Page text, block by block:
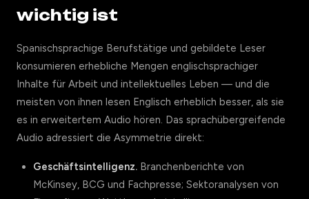
wichtig ist
Spanischsprachige Berufstätige und gebildete Leser
konsumieren erhebliche Mengen englischsprachiger
Inhalte für Arbeit und intellektuelles Leben — und die
meisten von ihnen lesen Englisch erheblich besser, als sie
es in erweitertem Audio hören. Das sprachübergreifende
Audio adressiert die Asymmetrie direkt:
Geschäftsintelligenz. Branchenberichte von
McKinsey, BCG und Fachpresse; Sektoranalysen von